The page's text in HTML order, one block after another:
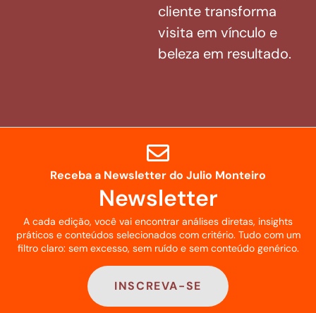
cliente transforma
visita em vínculo e
beleza em resultado.
Receba a Newsletter do Julio Monteiro
Newsletter
A cada edição, você vai encontrar análises diretas, insights
práticos e conteúdos selecionados com critério. Tudo com um
filtro claro: sem excesso, sem ruído e sem conteúdo genérico.
INSCREVA-SE